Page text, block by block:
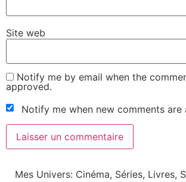
Site web
Notify me by email when the
approved.
Notify me when new comments are
Mes Univers: Cinéma, Séries, Livres,